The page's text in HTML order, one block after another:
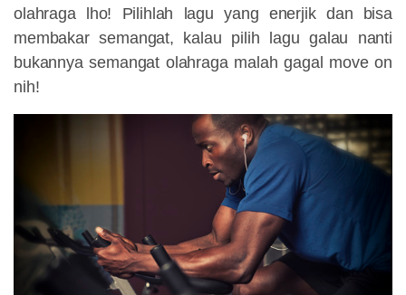
olahraga lho! Pilihlah lagu yang enerjik dan bisa
membakar semangat, kalau pilih lagu galau nanti
bukannya semangat olahraga malah gagal move on
nih!